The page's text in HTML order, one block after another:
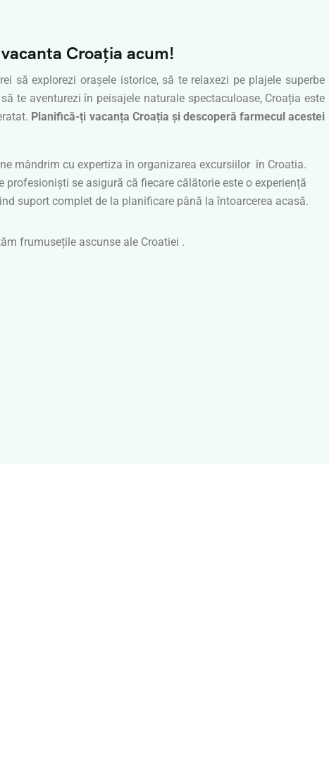
Croația acum!
să explorezi orașele istorice, să te relaxezi pe plajele superbe
te aventurezi în peisajele naturale spectaculoase, Croația este
Planifică-ți vacanța Croația și descoperă farmecul acestei
mândrim cu expertiza în organizarea excursiilor în Croatia.
profesioniști se asigură că fiecare călătorie este o experiență
suport complet de la planificare până la întoarcerea acasă.
frumusețile ascunse ale Croatiei .